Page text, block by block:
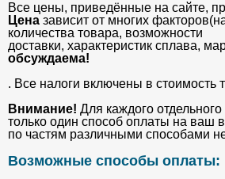
Все цены, приведённые на сайте,
Цена зависит от многих
количества товара, возможности
доставки, характеристик сплава,
обсуждаема!
. Все налоги включены в стоимость
Внимание! Для каждого
только один способ оплаты на ваш
по частям различными способами
Возможные способы оплаты: